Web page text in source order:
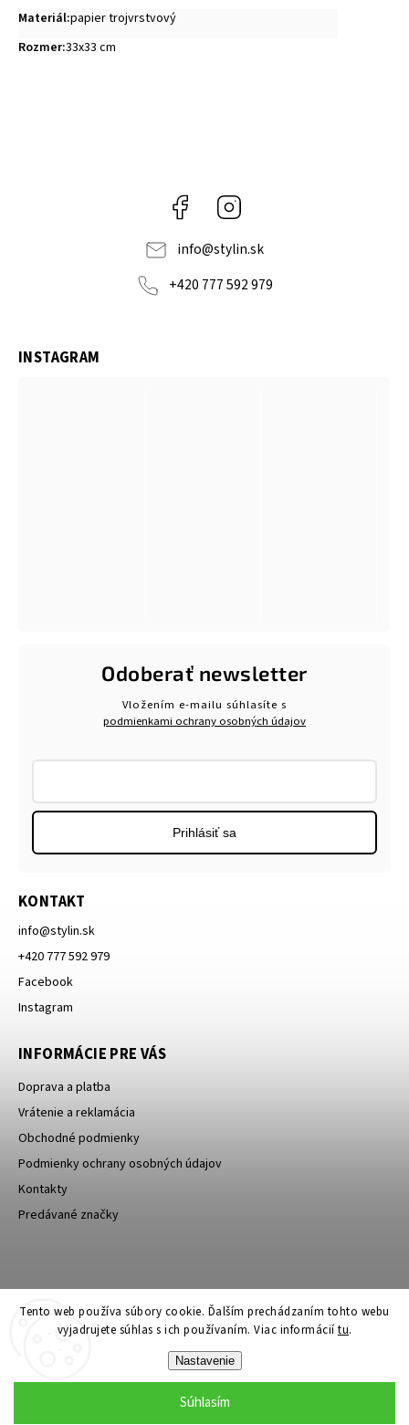
Tento web používa súbory cookie. Ďalším prechádzaním tohto webu
vyjadrujete súhlas s ich používaním. Viac informáciítu.
Nastavenie
Súhlasím
Materiál:papier trojvrstvový
Rozmer:33x33 cm
Facebook
info@stylin.sk
+420 777 592 979
KONTAKT
info@stylin.sk
+420 777 592 979
Facebook
Instagram
INFORMÁCIE PRE VÁS
Doprava a platba
Vrátenie a reklamácia
Obchodné podmienky
Podmienky ochrany osobných údajov
Kontakty
Predávané značky
INSTAGRAM
Odoberať newsletter
Vložením e-mailu súhlasíte s
podmienkami ochrany osobných údajov
Prihlásiť sa
Bagin.cz